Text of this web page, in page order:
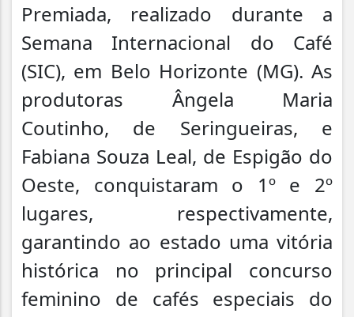
Premiada, realizado durante a
Semana Internacional do Café
(SIC), em Belo Horizonte (MG). As
produtoras Ângela Maria
Coutinho, de Seringueiras, e
Fabiana Souza Leal, de Espigão do
Oeste, conquistaram o 1º e 2º
lugares, respectivamente,
garantindo ao estado uma vitória
histórica no principal concurso
feminino de cafés especiais do